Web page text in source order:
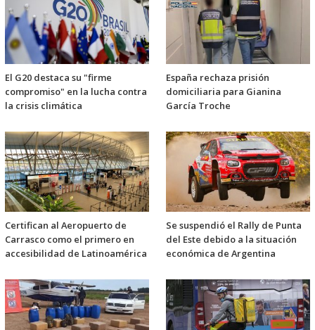
El G20 destaca su "firme
compromiso" en la lucha contra
la crisis climática
España rechaza prisión
domiciliaria para Gianina
García Troche
Certifican al Aeropuerto de
Carrasco como el primero en
accesibilidad de Latinoamérica
Se suspendió el Rally de Punta
del Este debido a la situación
económica de Argentina